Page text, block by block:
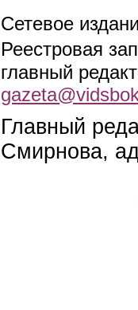
Сетевое
Реестровая
главный
Главный
Смирнова,